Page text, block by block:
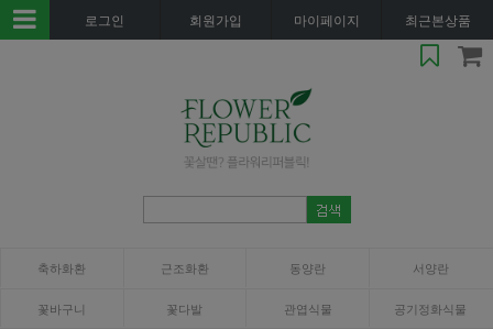
로그인 회원가입 마이페이지 최근본상품
축하화환 근조화환 동양란 서양란
꽃바구니 꽃다발 관엽식물 공기정화식물